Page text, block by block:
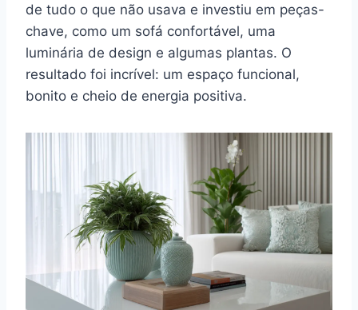
de tudo o que não usava e investiu em peças-
chave, como um sofá confortável, uma
luminária de design e algumas plantas. O
resultado foi incrível: um espaço funcional,
bonito e cheio de energia positiva.